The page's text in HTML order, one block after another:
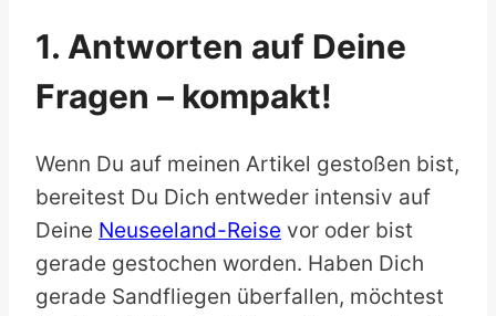
1. Antworten auf Deine
Fragen – kompakt!
Wenn Du auf meinen Artikel gestoßen bist,
bereitest Du Dich entweder intensiv auf
Deine Neuseeland-Reise vor oder bist
gerade gestochen worden. Haben Dich
gerade Sandfliegen überfallen, möchtest